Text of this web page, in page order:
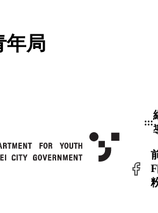
年局
:::